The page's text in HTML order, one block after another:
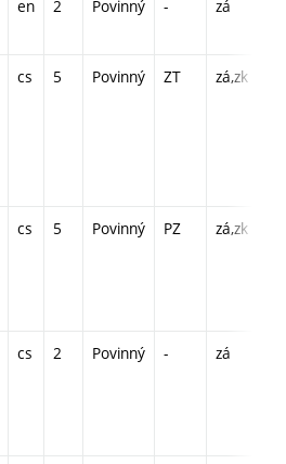
en 2 Povinný - zá
cs 5 Povinný ZT zá,zk
cs 5 Povinný PZ zá,zk
cs 2 Povinný - zá